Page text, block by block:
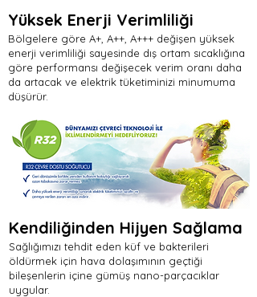
Yüksek Enerji Verimliliği
Bölgelere göre A+, A++, A+++ değişen yüksek
enerji verimliliği sayesinde dış ortam sıcaklığına
göre performansı değişecek verim oranı daha
da artacak ve elektrik tüketiminizi minumuma
düşürür.
Kendiliğinden Hijyen Sağlama
Sağlığımızı tehdit eden küf ve bakterileri
öldürmek için hava dolaşımının geçtiği
bileşenlerin içine gümüş nano-parçacıklar
uygular.